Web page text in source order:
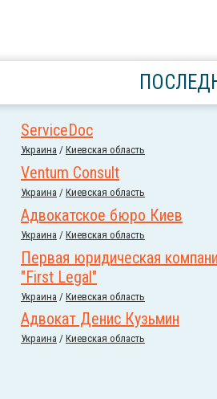
ServiceDoc
Украина / Киевская область
Ventum Consult
Украина / Киевская область
Адвокатское бюро Киев
Украина / Киевская область
Первая юридическая
"First Legal"
Украина / Киевская область
Адвокат Денис Кузьмин
Украина / Киевская область